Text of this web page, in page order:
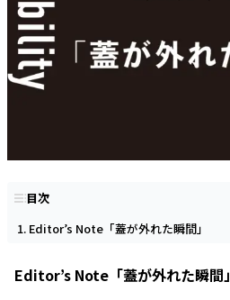
目次
Editor’s Note「蓋が外れた瞬間」
Editor’s Note「蓋が外れた瞬間」